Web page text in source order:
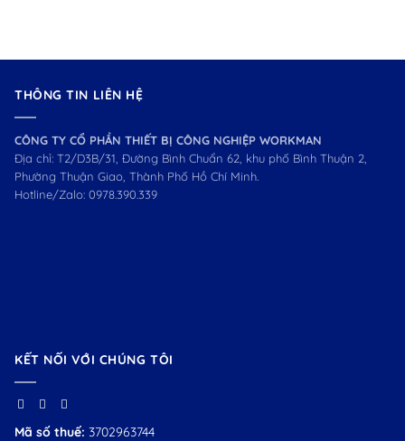
THÔNG TIN LIÊN HỆ
CÔNG TY CỔ PHẦN THIẾT BỊ CÔNG NGHIỆP WORKMAN
Địa chỉ: T2/D3B/31, Đường Bình Chuẩn 62, khu phố Bình Thuận 2,
Phường Thuận Giao, Thành Phố Hồ Chí Minh.
Hotline/Zalo: 0978.390.339
KẾT NỐI VỚI CHÚNG TÔI
Mã số thuế: 3702963744